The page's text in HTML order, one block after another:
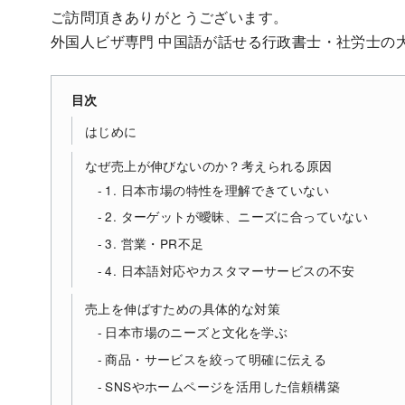
ご訪問頂きありがとうございます。
外国人ビザ専門 中国語が話せる行政書士・社労士の
目次
はじめに
なぜ売上が伸びないのか？考えられる原因
1. 日本市場の特性を理解できていない
2. ターゲットが曖昧、ニーズに合っていない
3. 営業・PR不足
4. 日本語対応やカスタマーサービスの不安
売上を伸ばすための具体的な対策
日本市場のニーズと文化を学ぶ
商品・サービスを絞って明確に伝える
SNSやホームページを活用した信頼構築